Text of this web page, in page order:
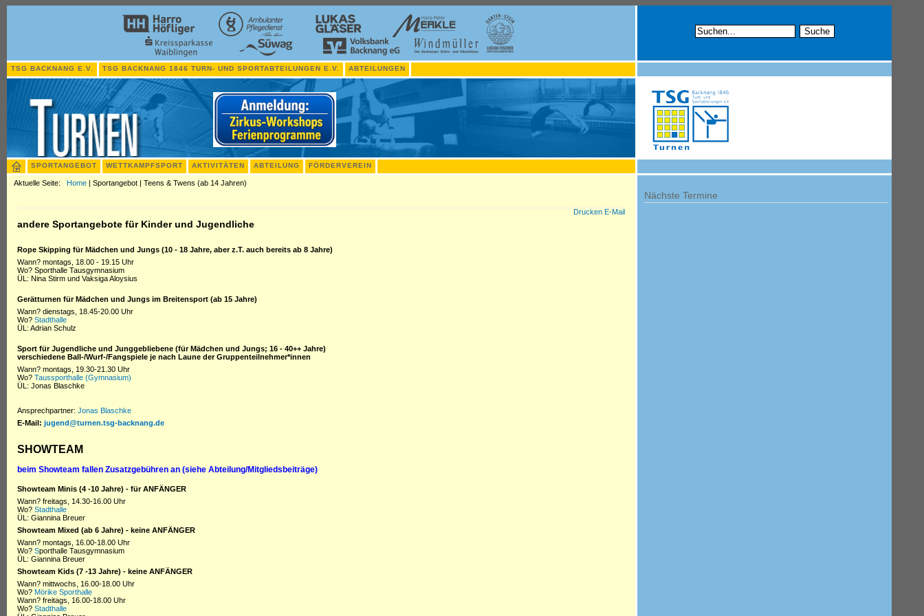
TSG BACKNANG E.V. TSG BACKNANG 1846 TURN- UND SPORTABTEILUNGEN E.V. ABTEILUNGEN
SPORTANGEBOT WETTKAMPFSPORT AKTIVITÄTEN ABTEILUNG FÖRDERVEREIN
Aktuelle Seite: Home | Sportangebot | Teens & Twens (ab 14 Jahren)
Drucken E-Mail
andere Sportangebote für Kinder und Jugendliche
Rope Skipping für Mädchen und Jungs (10 - 18 Jahre, aber z.T. auch bereits ab 8 Jahre)
Wann? montags, 18.00 - 19.15 Uhr
Wo? Sporthalle Tausgymnasium
ÜL: Nina Stirm und Vaksiga Aloysius
Gerätturnen für Mädchen und Jungs im Breitensport (ab 15 Jahre)
Wann? dienstags, 18.45-20.00 Uhr
Wo? Stadthalle
ÜL: Adrian Schulz
Sport für Jugendliche und Junggebliebene (für Mädchen und Jungs; 16 - 40++ Jahre)
verschiedene Ball-/Wurf-/Fangspiele je nach Laune der Gruppenteilnehmer*innen
Wann? montags, 19.30-21.30 Uhr
Wo? Taussporthalle (Gymnasium)
ÜL: Jonas Blaschke
Ansprechpartner: Jonas Blaschke
E-Mail: jugend@turnen.tsg-backnang.de
SHOWTEAM
beim Showteam fallen Zusatzgebühren an (siehe Abteilung/Mitgliedsbeiträge)
Showteam Minis (4 -10 Jahre) - für ANFÄNGER
Wann? freitags, 14.30-16.00 Uhr
Wo? Stadthalle
ÜL: Giannina Breuer
Showteam Mixed (ab 6 Jahre) - keine ANFÄNGER
Wann? montags, 16.00-18.00 Uhr
Wo? Sporthalle Tausgymnasium
ÜL: Giannina Breuer
Showteam Kids (7 -13 Jahre) - keine ANFÄNGER
Wann? mittwochs, 16 .00-18.00 Uhr
Wo? Mörike Sporthalle
Wann? freitags, 16.00-18.00 Uhr
Wo? Stadthalle
Nächste Termine